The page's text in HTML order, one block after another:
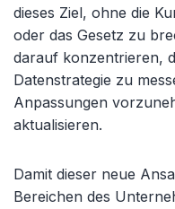
dieses Ziel, ohne die
oder das Gesetz zu
darauf konzentrieren,
Datenstrategie zu
Anpassungen
aktualisieren.
Damit dieser neue
Bereichen des